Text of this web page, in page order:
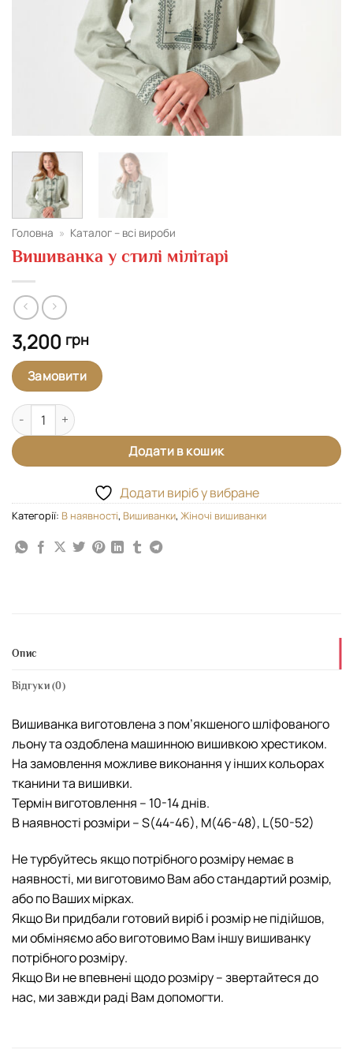
Головна » Каталог – всі вироби
Вишиванка у стилі мілітарі
3,200 грн
Замовити
Вишиванка у стилі мілітарі кількість
Додати в кошик
Додати виріб у вибране
Категорії: В наявності, Вишиванки, Жіночі вишиванки
Опис
Відгуки (0)
Вишиванка виготовлена з пом’якшеного шліфованого
льону та оздоблена машинною вишивкою хрестиком.
На замовлення можливе виконання у інших кольорах
тканини та вишивки.
Термін виготовлення – 10-14 днів.
В наявності розміри – S(44-46), M(46-48), L(50-52)
Не турбуйтесь якщо потрібного розміру немає в
наявності, ми виготовимо Вам або стандартий розмір,
або по Ваших мірках.
Якщо Ви придбали готовий виріб і розмір не підійшов,
ми обміняємо або виготовимо Вам іншу вишиванку
потрібного розміру.
Якщо Ви не впевнені щодо розміру – звертайтеся до
нас, ми завжди раді Вам допомогти.